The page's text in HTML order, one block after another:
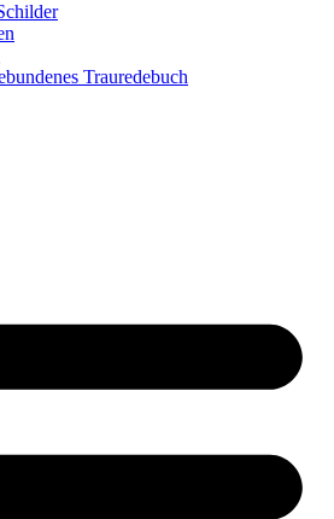
Trauredebuch